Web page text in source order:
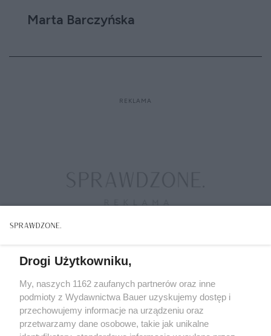
Marta Barczyńska
CZYTAJ WIĘCEJ
Drogi Użytkowniku,
My, naszych 1162 zaufanych partnerów oraz inne
podmioty z Wydawnictwa Bauer uzyskujemy dostęp i
przechowujemy informacje na urządzeniu oraz
przetwarzamy dane osobowe, takie jak unikalne